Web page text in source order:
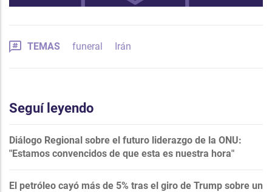
TEMAS funeral Irán
Seguí leyendo
Diálogo Regional sobre el futuro liderazgo de la ONU:
"Estamos convencidos de que esta es nuestra hora"
El petróleo cayó más de 5% tras el giro de Trump sobre un